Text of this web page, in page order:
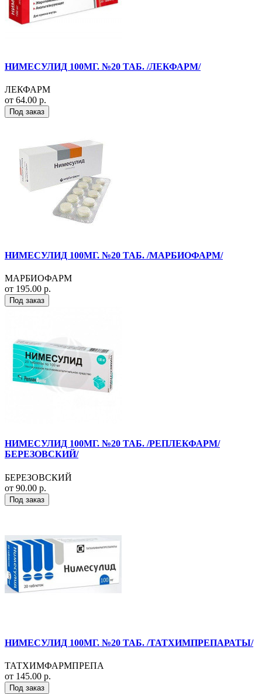
НИМЕСУЛИД 100МГ. №20 ТАБ. /ЛЕКФАРМ/
ЛЕКФАРМ
от 64.00 р.
Под заказ
НИМЕСУЛИД 100МГ. №20 ТАБ. /МАРБИОФАРМ/
МАРБИОФАРМ
от 195.00 р.
Под заказ
НИМЕСУЛИД 100МГ. №20 ТАБ. /РЕПЛЕКФАРМ/
БЕРЕЗОВСКИЙ/
БЕРЕЗОВСКИЙ
от 90.00 р.
Под заказ
НИМЕСУЛИД 100МГ. №20 ТАБ. /ТАТХИМПРЕПАРАТЫ/
ТАТХИМФАРМПРЕПА
от 145.00 р.
Под заказ